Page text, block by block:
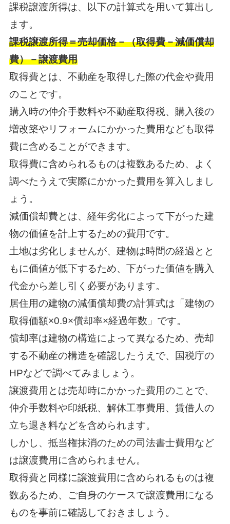
課税譲渡所得は、以下の計算式を用いて算出し
ます。
課税譲渡所得＝売却価格－（取得費－減価償却
費）－譲渡費用
取得費とは、不動産を取得した際の代金や費用
のことです。
購入時の仲介手数料や不動産取得税、購入後の
増改築やリフォームにかかった費用なども取得
費に含めることができます。
取得費に含められるものは複数あるため、よく
調べたうえで実際にかかった費用を算入しまし
ょう。
減価償却費とは、経年劣化によって下がった建
物の価値を計上するための費用です。
土地は劣化しませんが、建物は時間の経過とと
もに価値が低下するため、下がった価値を購入
代金から差し引く必要があります。
居住用の建物の減価償却費の計算式は「建物の
取得価額×0.9×償却率×経過年数」です。
償却率は建物の構造によって異なるため、売却
する不動産の構造を確認したうえで、国税庁の
HPなどで調べてみましょう。
譲渡費用とは売却時にかかった費用のことで、
仲介手数料や印紙税、解体工事費用、賃借人の
立ち退き料などを含められます。
しかし、抵当権抹消のための司法書士費用など
は譲渡費用に含められません。
取得費と同様に譲渡費用に含められるものは複
数あるため、ご自身のケースで譲渡費用になる
ものを事前に確認しておきましょう。